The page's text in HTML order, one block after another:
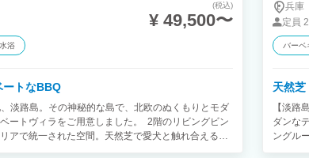
(税込)
¥ 49,500〜
浴
ートなBBQ
淡路島。その神秘的な島で、北欧のぬくもりとモダ
ートヴィラをご用意しました。 2階のリビングビン
アで統一された空間。天然芝で愛犬と触れ合えるド
兵庫
定員
バーベ
天然
【淡路
ダンな
ングル